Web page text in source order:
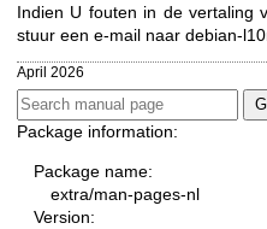
Indien U fouten in de vertaling
stuur een e-mail naar debian-
April 2026
Package information:
Package name:
extra/man-pages-nl
Version: